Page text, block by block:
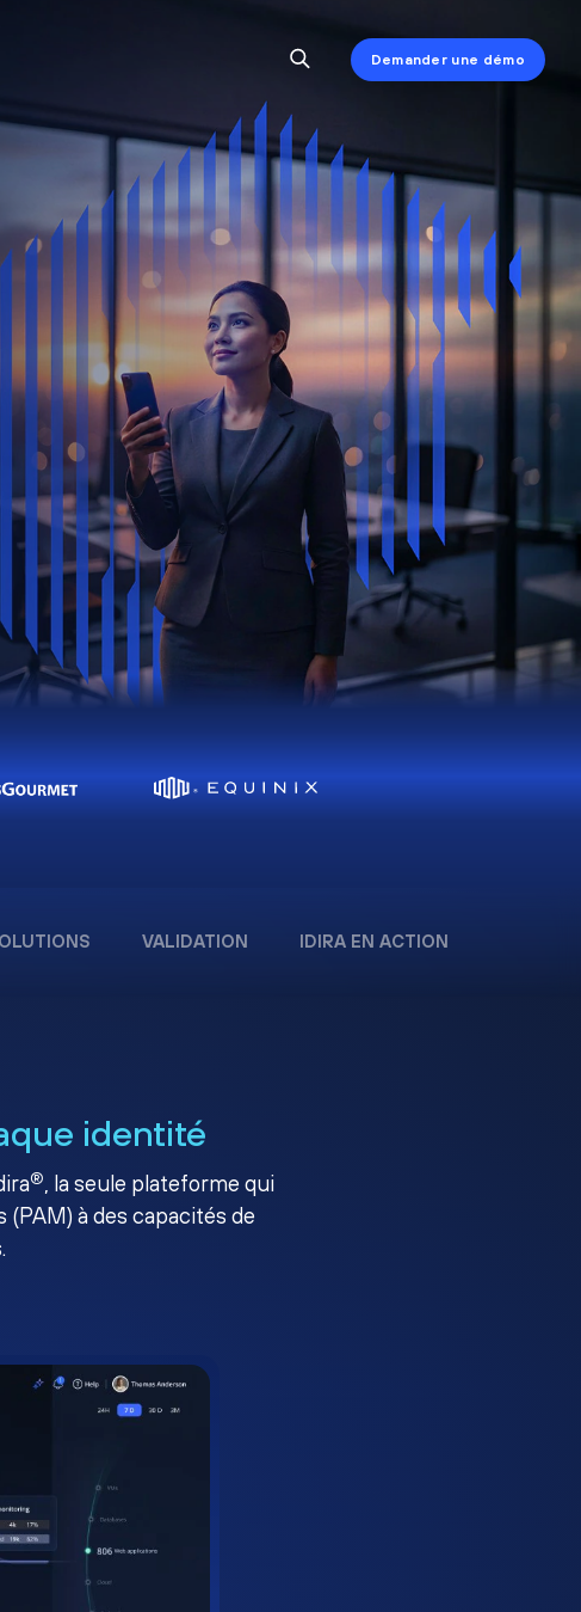
Demander une démo
VALIDATION IDIRA EN ACTION
identité
®, la seule plateforme qui
à des capacités de